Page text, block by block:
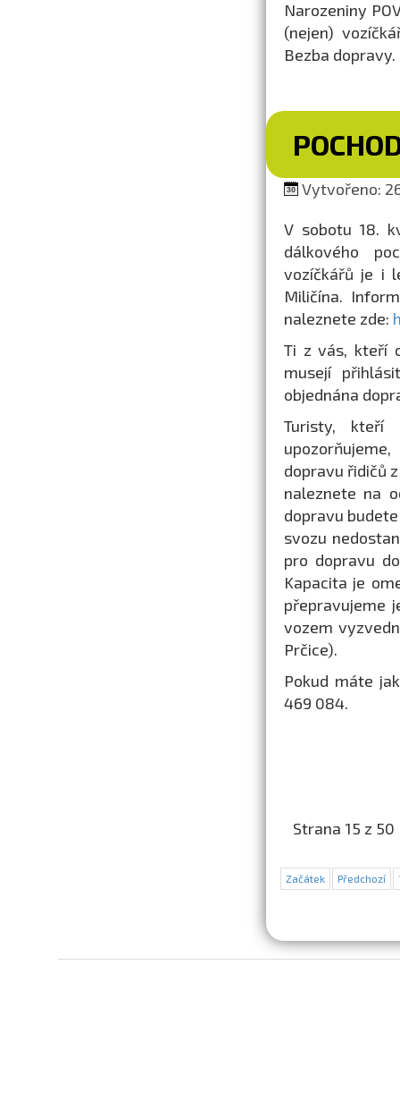
Narozeniny
(nejen)
Bezba
Vytvořeno:
V sobotu 18.
dálkového
vozíčkářů je i
Miličína.
naleznete zde:
Ti z vás, kteří
musejí
objednána
Turisty,
dopravu řidičů
naleznete na
dopravu
svozu
pro dopravu
Kapacita je
přepravujeme
vozem
Prčice).
Pokud máte
469 084.
Strana 15 z 50
Začátek Předchozí